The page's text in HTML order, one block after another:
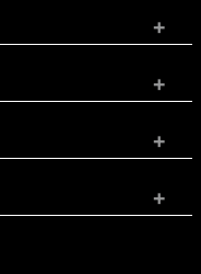
+
+
+
+